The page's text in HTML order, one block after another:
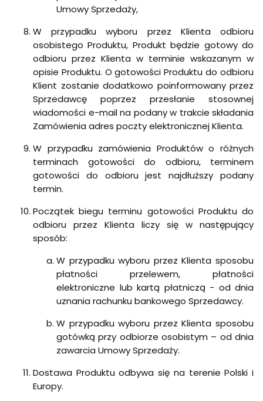
Umowy Sprzedaży,
W przypadku wyboru przez Klienta odbioru
osobistego Produktu, Produkt będzie gotowy do
odbioru przez Klienta w terminie wskazanym w
opisie Produktu. O gotowości Produktu do odbioru
Klient zostanie dodatkowo poinformowany przez
Sprzedawcę poprzez przesłanie stosownej
wiadomości e-mail na podany w trakcie składania
Zamówienia adres poczty elektronicznej Klienta.
W przypadku zamówienia Produktów o różnych
terminach gotowości do odbioru, terminem
gotowości do odbioru jest najdłuższy podany
termin.
Początek biegu terminu gotowości Produktu do
odbioru przez Klienta liczy się w następujący
sposób:
W przypadku wyboru przez Klienta sposobu
płatności przelewem, płatności
elektroniczne lub kartą płatniczą - od dnia
uznania rachunku bankowego Sprzedawcy.
W przypadku wyboru przez Klienta sposobu
gotówką przy odbiorze osobistym – od dnia
zawarcia Umowy Sprzedaży.
Dostawa Produktu odbywa się na terenie Polski i
Europy.